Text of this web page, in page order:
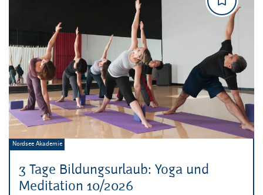
3 Tage Bildungsurlaub: Yoga und
Meditation 10/2026
Veranstalter:
Nordsee Akademie